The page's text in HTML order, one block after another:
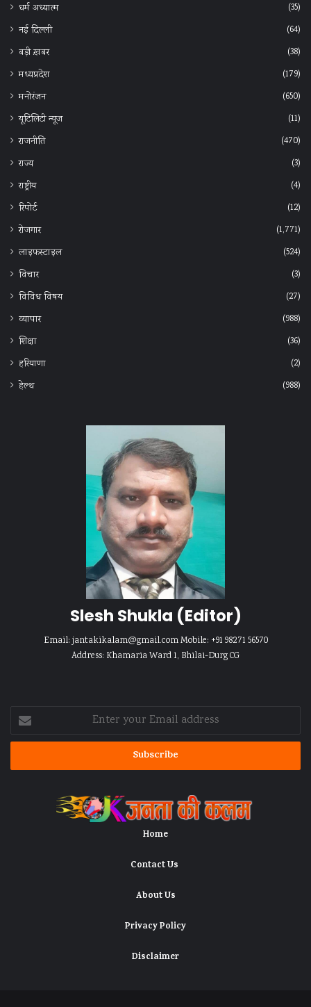
धर्म अध्यात्म
(35)
नई दिल्ली
(64)
बड़ी ख़बर
(38)
मध्यप्रदेश
(179)
मनोरंजन
(650)
यूटिलिटी न्यूज
(11)
राजनीति
(470)
राज्य
(3)
राष्ट्रीय
(4)
रिपोर्ट
(12)
रोजगार
(1,771)
लाइफस्टाइल
(524)
विचार
(3)
विविध विषय
(27)
व्यापार
(988)
शिक्षा
(36)
हरियाणा
(2)
हेल्‍थ
(988)
Slesh Shukla (Editor)
Email:jantakikalam@gmail.comMobile: +91 98271 56570
Address: Khamaria Ward 1, Bhilai-Durg CG
Enter
your
Email
Home
Contact Us
About Us
Privacy Policy
Disclaimer